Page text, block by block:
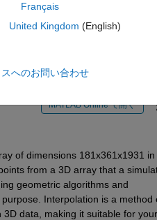
MATLAB Online で開く
of dimensions 181x361x1931 in
from a 3D array that a
geometric algorithms and
Interpolation is a method
3D data, making it suitable for your
Français
United Kingdom (English)
へのお問い合わせ